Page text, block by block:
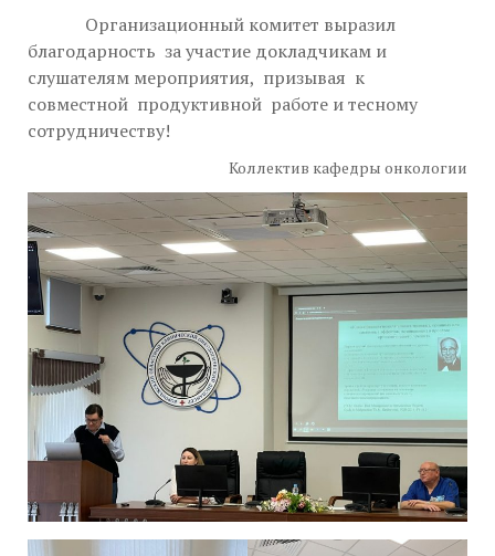
Организационный комитет выразил
благодарность за участие докладчикам и
слушателям мероприятия, призывая к
совместной продуктивной работе и тесному
сотрудничеству!
Коллектив кафедры онкологии